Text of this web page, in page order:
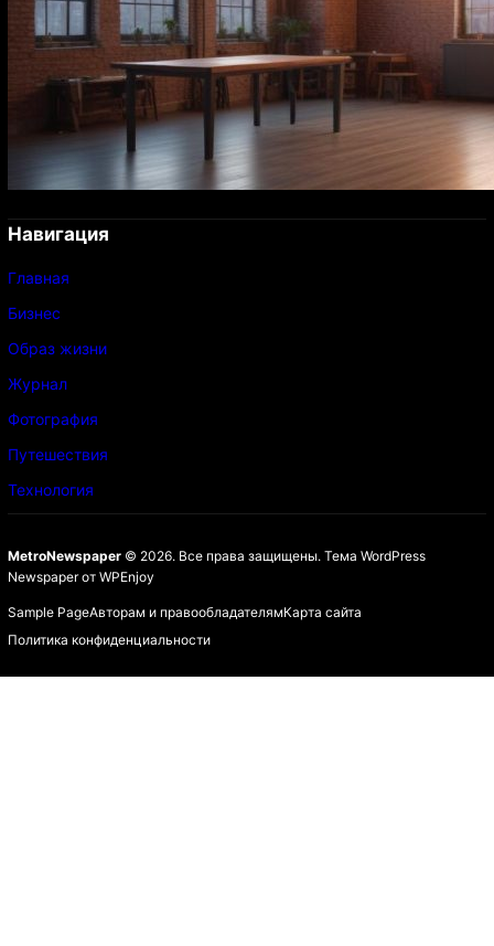
Навигация
Главная
Бизнес
Образ жизни
Журнал
Фотография
Путешествия
Технология
MetroNewspaper© 2026. Все права защищены. Тема WordPress
Newspaperот WPEnjoy
Sample PageАвторам и правообладателямКарта сайта
Политика конфиденциальности